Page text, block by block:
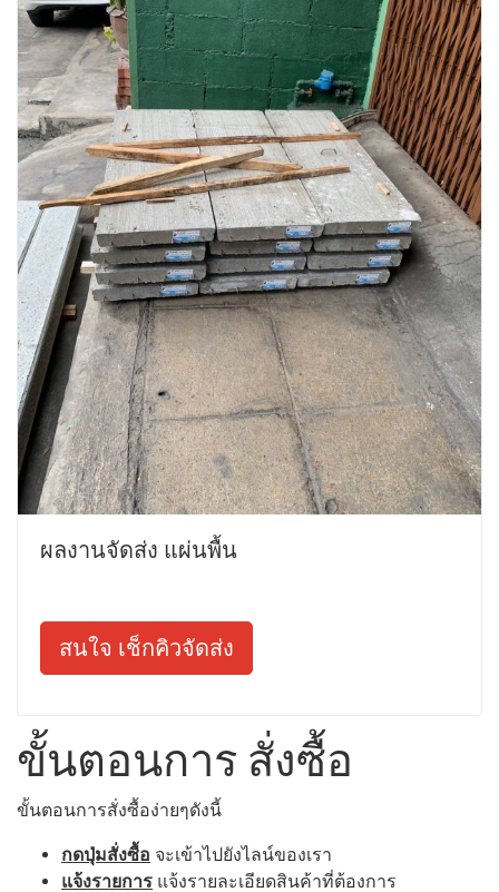
ผลงานจัดส่ง แผ่นพื้น
สนใจ เช็กคิวจัดส่ง
ขั้นตอนการ สั่งซื้อ
ขั้นตอนการสั่งซื้อง่ายๆดังนี้
กดปุ่มสั่งซื้อ จะเข้าไปยังไลน์ของเรา
แจ้งรายการ แจ้งรายละเอียดสินค้าที่ต้องการ